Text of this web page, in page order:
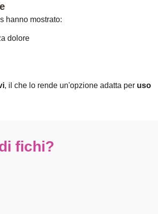
hanno mostrato:
dolore
, il che lo rende un'opzione adatta per uso
fichi?